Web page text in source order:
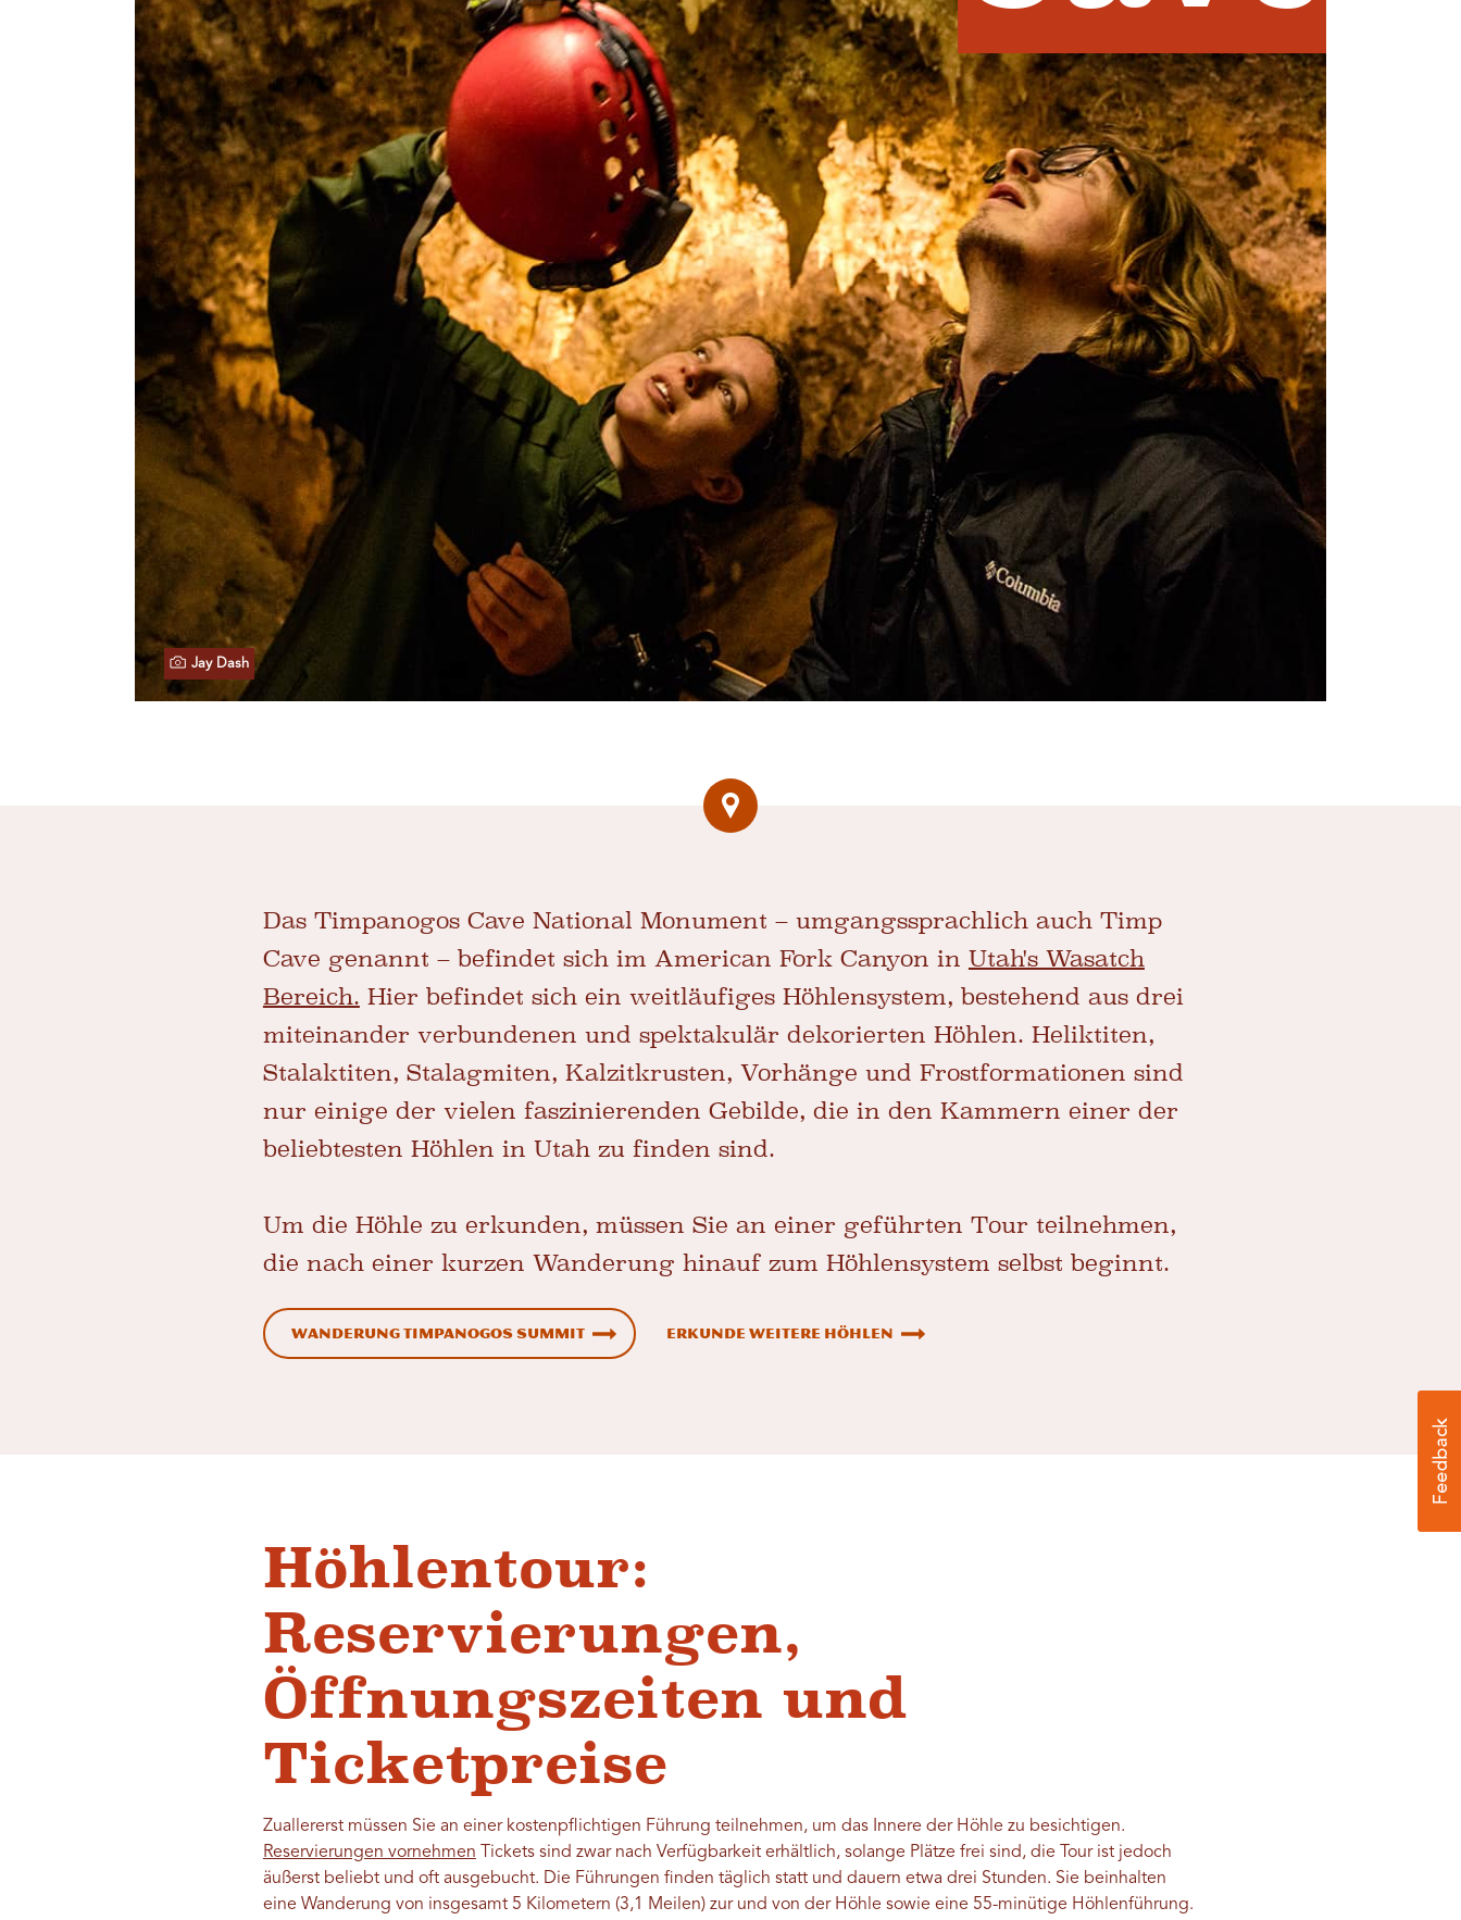
Jay Dash
Das Timpanogos Cave National Monument – ​​umgangssprachlich auch Timp
Cave genannt – befindet sich im American Fork Canyon in Utah's Wasatch
Bereich. Hier befindet sich ein weitläufiges Höhlensystem, bestehend aus drei
miteinander verbundenen und spektakulär dekorierten Höhlen. Heliktiten,
Stalaktiten, Stalagmiten, Kalzitkrusten, Vorhänge und Frostformationen sind
nur einige der vielen faszinierenden Gebilde, die in den Kammern einer der
beliebtesten Höhlen in Utah zu finden sind.
Um die Höhle zu erkunden, müssen Sie an einer geführten Tour teilnehmen,
die nach einer kurzen Wanderung hinauf zum Höhlensystem selbst beginnt.
Wanderung Timpanogos Summit Erkunde weitere Höhlen
Höhlentour:
Reservierungen,
Öffnungszeiten und
Ticketpreise
Zuallererst müssen Sie an einer kostenpflichtigen Führung teilnehmen, um das Innere der Höhle zu besichtigen.
Reservierungen vornehmen Tickets sind zwar nach Verfügbarkeit erhältlich, solange Plätze frei sind, die Tour ist jedoch
äußerst beliebt und oft ausgebucht. Die Führungen finden täglich statt und dauern etwa drei Stunden. Sie beinhalten
eine Wanderung von insgesamt 5 Kilometern (3,1 Meilen) zur und von der Höhle sowie eine 55-minütige Höhlenführung.